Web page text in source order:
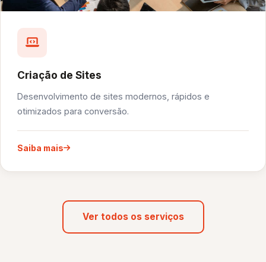
Criação de Sites
Desenvolvimento de sites modernos, rápidos e
otimizados para conversão.
Saiba mais
Ver todos os serviços